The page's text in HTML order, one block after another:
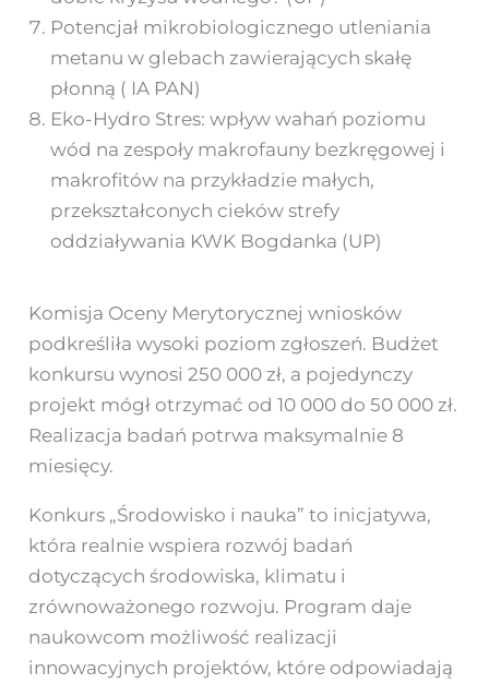
Potencjał mikrobiologicznego utleniania
metanu w glebach zawierających skałę
płonną ( IA PAN)
Eko-Hydro Stres: wpływ wahań poziomu
wód na zespoły makrofauny bezkręgowej i
makrofitów na przykładzie małych,
przekształconych cieków strefy
oddziaływania KWK Bogdanka (UP)
Komisja Oceny Merytorycznej wniosków
podkreśliła wysoki poziom zgłoszeń. Budżet
konkursu wynosi 250 000 zł, a pojedynczy
projekt mógł otrzymać od 10 000 do 50 000 zł.
Realizacja badań potrwa maksymalnie 8
miesięcy.
Konkurs „Środowisko i nauka” to inicjatywa,
która realnie wspiera rozwój badań
dotyczących środowiska, klimatu i
zrównoważonego rozwoju. Program daje
naukowcom możliwość realizacji
innowacyjnych projektów, które odpowiadają